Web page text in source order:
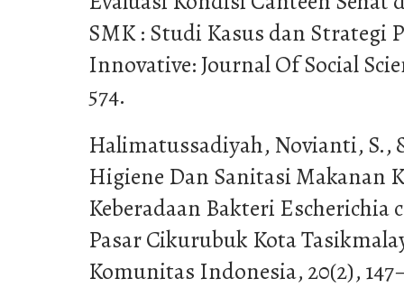
SMK : Studi Kasus dan Strategi
Innovative: Journal Of Social
574.
Halimatussadiyah, Novianti, S.,
Higiene Dan Sanitasi Makanan
Keberadaan Bakteri Escherichia
Pasar Cikurubuk Kota
Komunitas Indonesia, 20(2),